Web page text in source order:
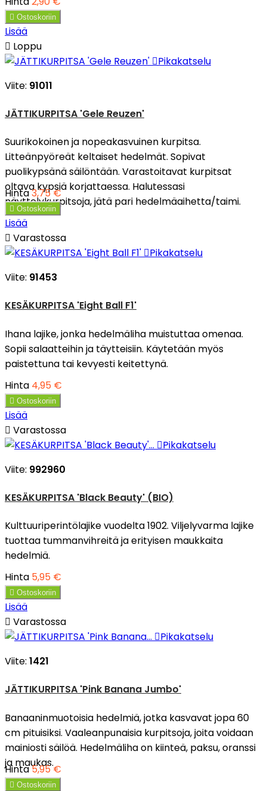
 Ostoskoriin
Lisää
 Loppu
Pikakatselu
Viite: 91011
JÄTTIKURPITSA 'Gele Reuzen'
Suurikokoinen ja nopeakasvuinen kurpitsa.
Litteänpyöreät keltaiset hedelmät. Sopivat
puolikypsänä säilöntään. Varastoitavat kurpitsat
oltava kypsiä korjattaessa. Halutessasi
näyttelykurpitsoja, jätä pari hedelmäaihetta/taimi.
Hinta3,75 €
 Ostoskoriin
Lisää
 Varastossa
Pikakatselu
Viite: 91453
KESÄKURPITSA 'Eight Ball F1'
Ihana lajike, jonka hedelmäliha muistuttaa omenaa.
Sopii salaatteihin ja täytteisiin. Käytetään myös
paistettuna tai kevyesti keitettynä.
Hinta 4,95 €
 Ostoskoriin
Lisää
 Varastossa
Pikakatselu
Viite: 992960
KESÄKURPITSA 'Black Beauty' (BIO)
Kulttuuriperintölajike vuodelta 1902. Viljelyvarma lajike
tuottaa tummanvihreitä ja erityisen maukkaita
hedelmiä.
Hinta 5,95 €
 Ostoskoriin
Lisää
 Varastossa
Pikakatselu
Viite: 1421
JÄTTIKURPITSA 'Pink Banana Jumbo'
Banaaninmuotoisia hedelmiä, jotka kasvavat jopa 60
cm pituisiksi. Vaaleanpunaisia kurpitsoja, joita voidaan
mainiosti säilöä. Hedelmäliha on kiinteä, paksu, oranssi
ja maukas.
Hinta5,95 €
 Ostoskoriin